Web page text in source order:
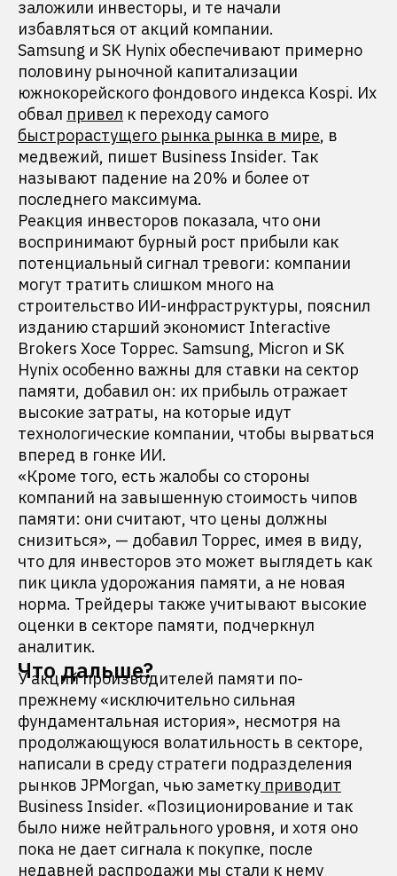
заложили инвесторы, и те начали
избавляться от акций компании.
Samsung и SK Hynix обеспечивают примерно
половину рыночной капитализации
южнокорейского фондового индекса Kospi. Их
обвал привел к переходу самого
быстрорастущего рынка рынка в мире, в
медвежий, пишет Business Insider. Так
называют падение на 20% и более от
последнего максимума.
Реакция инвесторов показала, что они
воспринимают бурный рост прибыли как
потенциальный сигнал тревоги: компании
могут тратить слишком много на
строительство ИИ-инфраструктуры, пояснил
изданию старший экономист Interactive
Brokers Хосе Торрес. Samsung, Micron и SK
Hynix особенно важны для ставки на сектор
памяти, добавил он: их прибыль отражает
высокие затраты, на которые идут
технологические компании, чтобы вырваться
вперед в гонке ИИ.
«Кроме того, есть жалобы со стороны
компаний на завышенную стоимость чипов
памяти: они считают, что цены должны
снизиться», — добавил Торрес, имея в виду,
что для инвесторов это может выглядеть как
пик цикла удорожания памяти, а не новая
норма. Трейдеры также учитывают высокие
оценки в секторе памяти, подчеркнул
аналитик.
Что дальше?
У акций производителей памяти по-
прежнему «исключительно сильная
фундаментальная история», несмотря на
продолжающуюся волатильность в секторе,
написали в среду стратеги подразделения
рынков JPMorgan, чью заметку приводит
Business Insider. «Позиционирование и так
было ниже нейтрального уровня, и хотя оно
пока не дает сигнала к покупке, после
недавней распродажи мы стали к нему